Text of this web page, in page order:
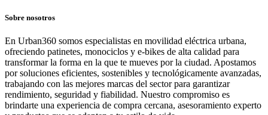
Sobre nosotros
En Urban360 somos especialistas en movilidad eléctrica urbana,
ofreciendo patinetes, monociclos y e-bikes de alta calidad para
transformar la forma en la que te mueves por la ciudad. Apostamos
por soluciones eficientes, sostenibles y tecnológicamente avanzadas,
trabajando con las mejores marcas del sector para garantizar
rendimiento, seguridad y fiabilidad. Nuestro compromiso es
brindarte una experiencia de compra cercana, asesoramiento experto